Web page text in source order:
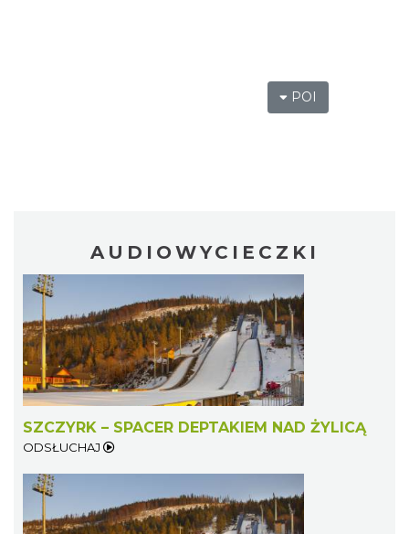
POI
AUDIOWYCIECZKI
SZCZYRK – SPACER DEPTAKIEM NAD ŻYLICĄ
ODSŁUCHAJ